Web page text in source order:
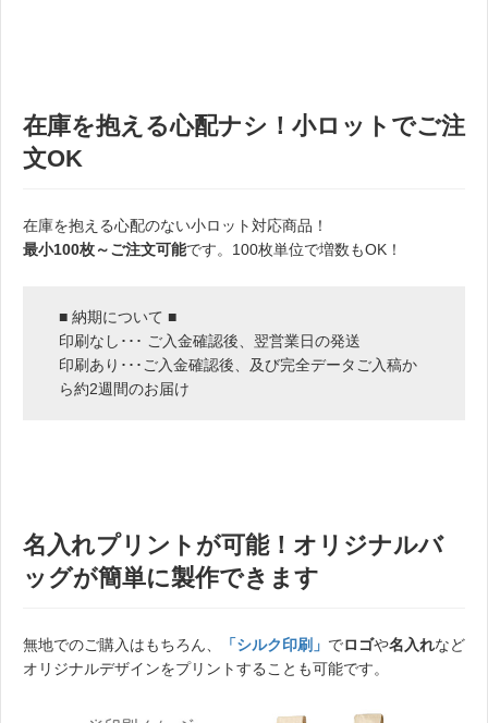
在庫を抱える心配ナシ！小ロットでご注
文OK
在庫を抱える心配のない小ロット対応商品！
最小100枚～ご注文可能です。100枚単位で増数もOK！
■ 納期について ■
印刷なし･･･ ご入金確認後、翌営業日の発送
印刷あり･･･ご入金確認後、及び完全データご入稿か
ら約2週間のお届け
名入れプリントが可能！オリジナルバ
ッグが簡単に製作できます
無地でのご購入はもちろん、 「シルク印刷」 でロゴや名入れなど
オリジナルデザインをプリントすることも可能です。